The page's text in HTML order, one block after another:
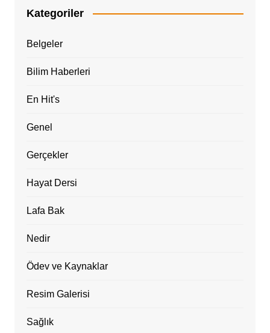
Kategoriler
Belgeler
Bilim Haberleri
En Hit's
Genel
Gerçekler
Hayat Dersi
Lafa Bak
Nedir
Ödev ve Kaynaklar
Resim Galerisi
Sağlık